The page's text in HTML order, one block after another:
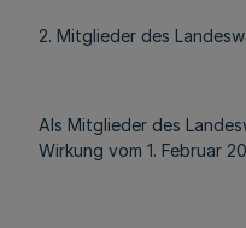
2. Mitglieder des
Als Mitglieder des
Wirkung vom 1. Februar